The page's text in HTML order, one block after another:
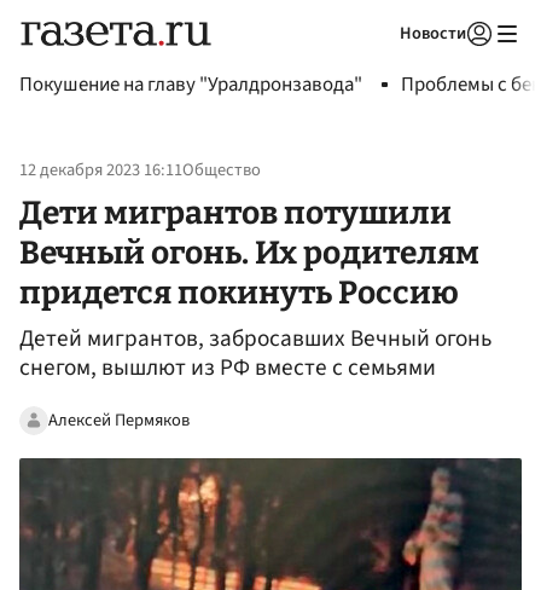
Новости
Покушение на главу "Уралдронзавода" Проблемы с
12 декабря 2023 16:11Общество
Дети мигрантов потушили
Вечный огонь. Их родителям
придется покинуть Россию
Детей мигрантов, забросавших Вечный огонь
снегом, вышлют из РФ вместе с семьями
Алексей Пермяков